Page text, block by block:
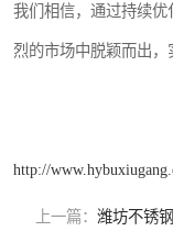
我们相信，通过持续
烈的市场中脱颖而出，
http://
上一篇： 潍坊不锈